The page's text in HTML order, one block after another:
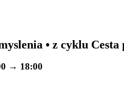
• z cyklu
→ 18:00